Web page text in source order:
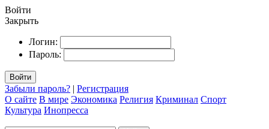
Войти
Закрыть
Логин:
Пароль:
Войти
Забыли пароль? | Регистрация
О сайте В мире Экономика Религия Криминал Спорт
Культура Инопресса